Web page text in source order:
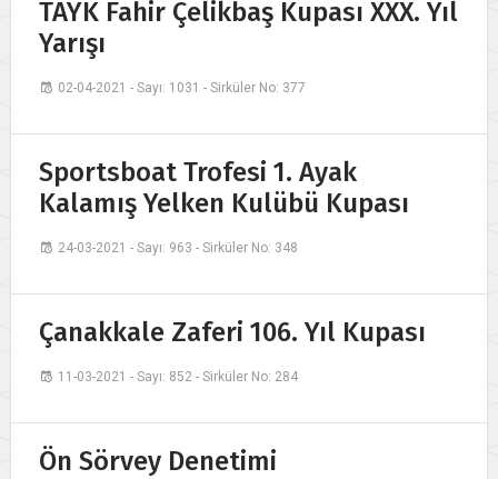
TAYK Fahir Çelikbaş Kupası XXX. Yıl
Yarışı
02-04-2021 - Sayı: 1031 - Sirküler No: 377
Sportsboat Trofesi 1. Ayak
Kalamış Yelken Kulübü Kupası
24-03-2021 - Sayı: 963 - Sirküler No: 348
Çanakkale Zaferi 106. Yıl Kupası
11-03-2021 - Sayı: 852 - Sirküler No: 284
Ön Sörvey Denetimi